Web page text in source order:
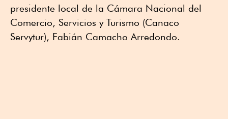
presidente local de la Cámara Nacional del
Comercio, Servicios y Turismo (Canaco
Servytur), Fabián Camacho Arredondo.